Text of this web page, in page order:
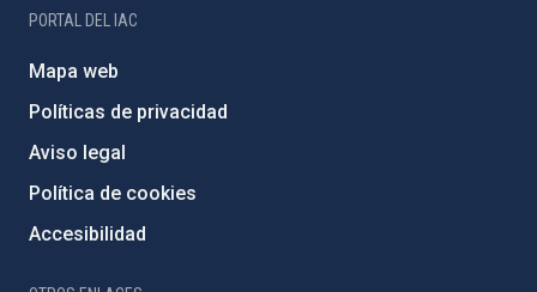
PORTAL DEL IAC
Mapa web
Políticas de privacidad
Aviso legal
Política de cookies
Accesibilidad